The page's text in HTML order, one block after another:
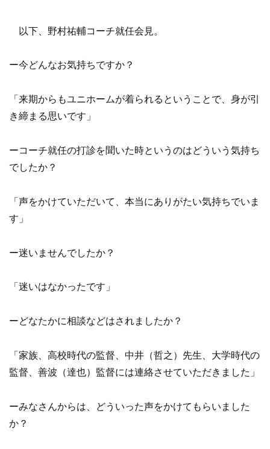
以下、野村祐輔コーチ就任会見。
ー今どんなお気持ちですか？
「来期からもユニホームが着られるということで、身が引
き締まる思いです」
ーコーチ就任の打診を聞いた時というのはどういう気持ち
でしたか？
「声をかけていただいて、本当にありがたい気持ちでいま
す」
ー迷いませんでしたか？
「迷いはなかったです」
ーどなたかに相談などはされましたか？
「家族、高校時代の監督、中井（哲之）先生、大学時代の
監督、善波（達也）監督には連絡させていただきました」
ーみなさんからは、どういった声をかけてもらいました
か？